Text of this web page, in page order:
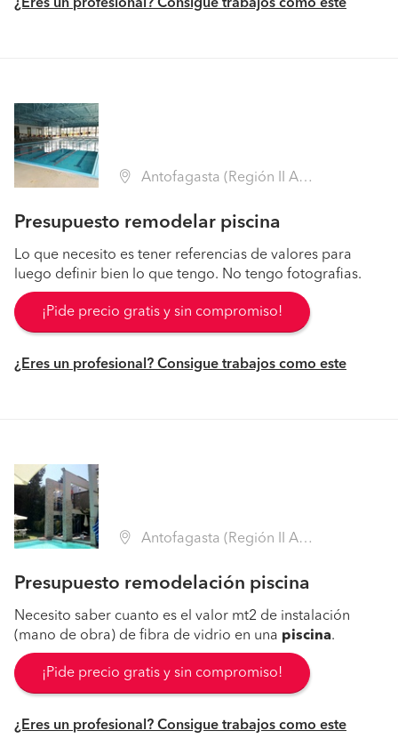
¿Eres un profesional? Consigue trabajos como este
Antofagasta (Región II Antofagasta - Antofagasta)
Presupuesto remodelar piscina
Lo que necesito es tener referencias de valores para
luego definir bien lo que tengo. No tengo fotografias.
¡Pide precio gratis y sin compromiso!
¿Eres un profesional? Consigue trabajos como este
Antofagasta (Región II Antofagasta - Antofagasta)
Presupuesto remodelación piscina
Necesito saber cuanto es el valor mt2 de instalación
(mano de obra) de fibra de vidrio en una piscina.
¡Pide precio gratis y sin compromiso!
¿Eres un profesional? Consigue trabajos como este